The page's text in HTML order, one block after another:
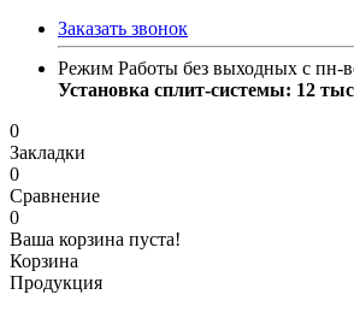
Заказать звонок
Режим Работы без выходных с пн-
Установка сплит-системы: 12
0
Закладки
0
Сравнение
0
Ваша корзина пуста!
Корзина
Продукция